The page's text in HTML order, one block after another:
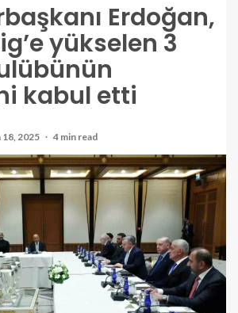
Erdoğan,
yükselen 3
kabul etti
18, 2025 4 min read